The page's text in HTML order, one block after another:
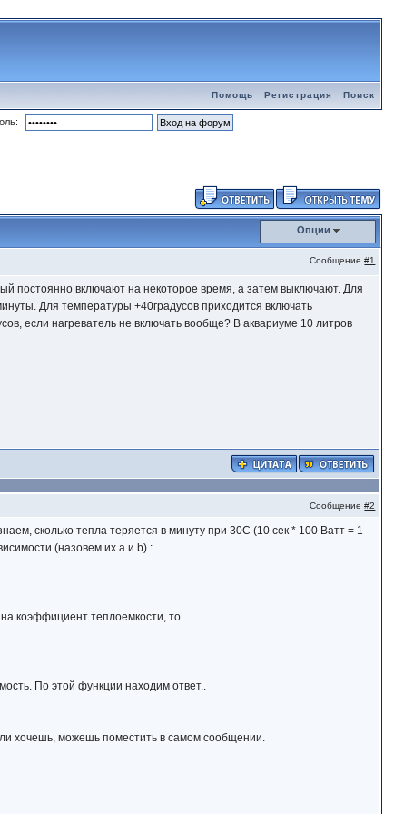
Помощь Регистрация Поиск
Опции
Сообщение#1
постоянно включают на некоторое время, а затем выключают. Для
Для температуры +40градусов приходится включать
если нагреватель не включать вообще? В аквариуме 10 литров
Сообщение#2
сколько тепла теряется в минуту при 30С (10 сек * 100 Ватт = 1
(назовем их a и b) :
коэффициент теплоемкости, то
По этой функции находим ответ..
хочешь, можешь поместить в самом сообщении.